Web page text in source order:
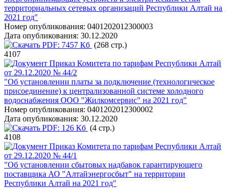
территориальных сетевых организаций Республики Алтай на
2021 год"
Номер опубликования: 0401202012300003
Дата опубликования: 30.12.2020
PDF: 7457 Кб (268 стр.)
4107
Приказ Комитета по тарифам Республики Алтай
от 29.12.2020 № 44/2
"Об установлении платы за подключение (технологическое
присоединение) к централизованной системе холодного
водоснабжения ООО "Жилкомсервис" на 2021 год"
Номер опубликования: 0401202012300002
Дата опубликования: 30.12.2020
PDF: 126 Кб (4 стр.)
4108
Приказ Комитета по тарифам Республики Алтай
от 29.12.2020 № 44/1
"Об установлении сбытовых надбавок гарантирующего
поставщика АО "Алтайэнергосбыт" на территории
Республики Алтай на 2021 год"